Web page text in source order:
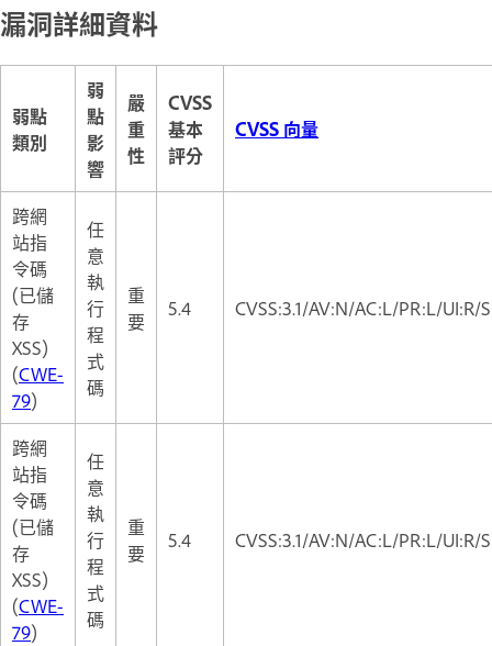
漏洞詳細資料
弱點
類別
弱
點
影
響
嚴
重
性
CVSS
基本
評分
CVSS 向量
跨網
站指
令碼
(已儲
存
XSS)
(CWE-
79)
任
意
執
行
程
式
碼
重
要
5.4 CVSS:3.1/AV:N/AC:L/PR:L/UI:R/
跨網
站指
令碼
(已儲
存
XSS)
(CWE-
79)
任
意
執
行
程
式
碼
重
要
5.4 CVSS:3.1/AV:N/AC:L/PR:L/UI:R/